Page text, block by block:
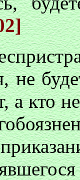
не
а кто